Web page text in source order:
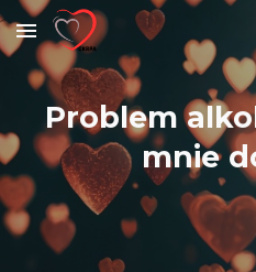
Skip to main content
Problem
mnie